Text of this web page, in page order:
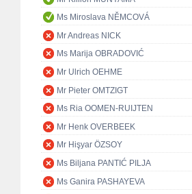
Ms Miroslava NĚMCOVÁ
Mr Andreas NICK
Ms Marija OBRADOVIĆ
Mr Ulrich OEHME
Mr Pieter OMTZIGT
Ms Ria OOMEN-RUIJTEN
Mr Henk OVERBEEK
Mr Hişyar ÖZSOY
Ms Biljana PANTIĆ PILJA
Ms Ganira PASHAYEVA